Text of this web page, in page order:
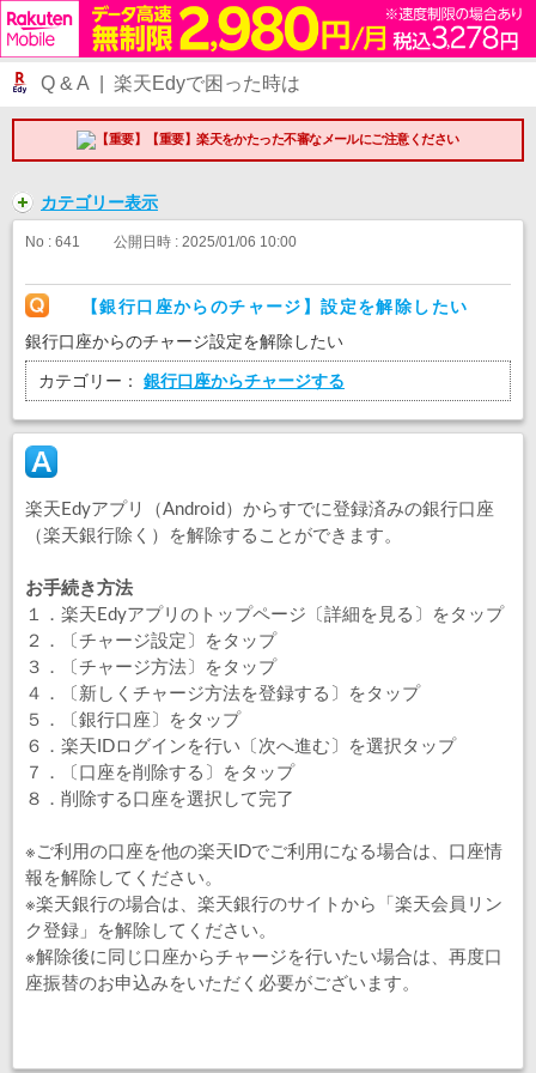
Q & A | 楽天Edyで困った時は
【重要】楽天をかたった不審なメールにご注意ください
カテゴリー表示
No : 641 公開日時 : 2025/01/06 10:00
【銀行口座からのチャージ】設定を解除したい
銀行口座からのチャージ設定を解除したい
カテゴリー： 銀行口座からチャージする
楽天Edyアプリ（Android）からすでに登録済みの銀行口座
（楽天銀行除く）を解除することができます。
お手続き方法
１．楽天Edyアプリのトップページ〔詳細を見る〕をタップ
２．〔チャージ設定〕をタップ
３．〔チャージ方法〕をタップ
４．〔新しくチャージ方法を登録する〕をタップ
５．〔銀行口座〕をタップ
６．楽天IDログインを行い〔次へ進む〕を選択タップ
７．〔口座を削除する〕をタップ
８．削除する口座を選択して完了
※ご利用の口座を他の楽天IDでご利用になる場合は、口座情
報を解除してください。
※楽天銀行の場合は、楽天銀行のサイトから「楽天会員リン
ク登録」を解除してください。
※解除後に同じ口座からチャージを行いたい場合は、再度口
座振替のお申込みをいただく必要がございます。